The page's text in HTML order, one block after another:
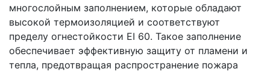
многослойным заполнением, которые обладают
высокой термоизоляцией и соответствуют
пределу огнестойкости EI 60. Такое заполнение
обеспечивает эффективную защиту от пламени и
тепла, предотвращая распространение пожара